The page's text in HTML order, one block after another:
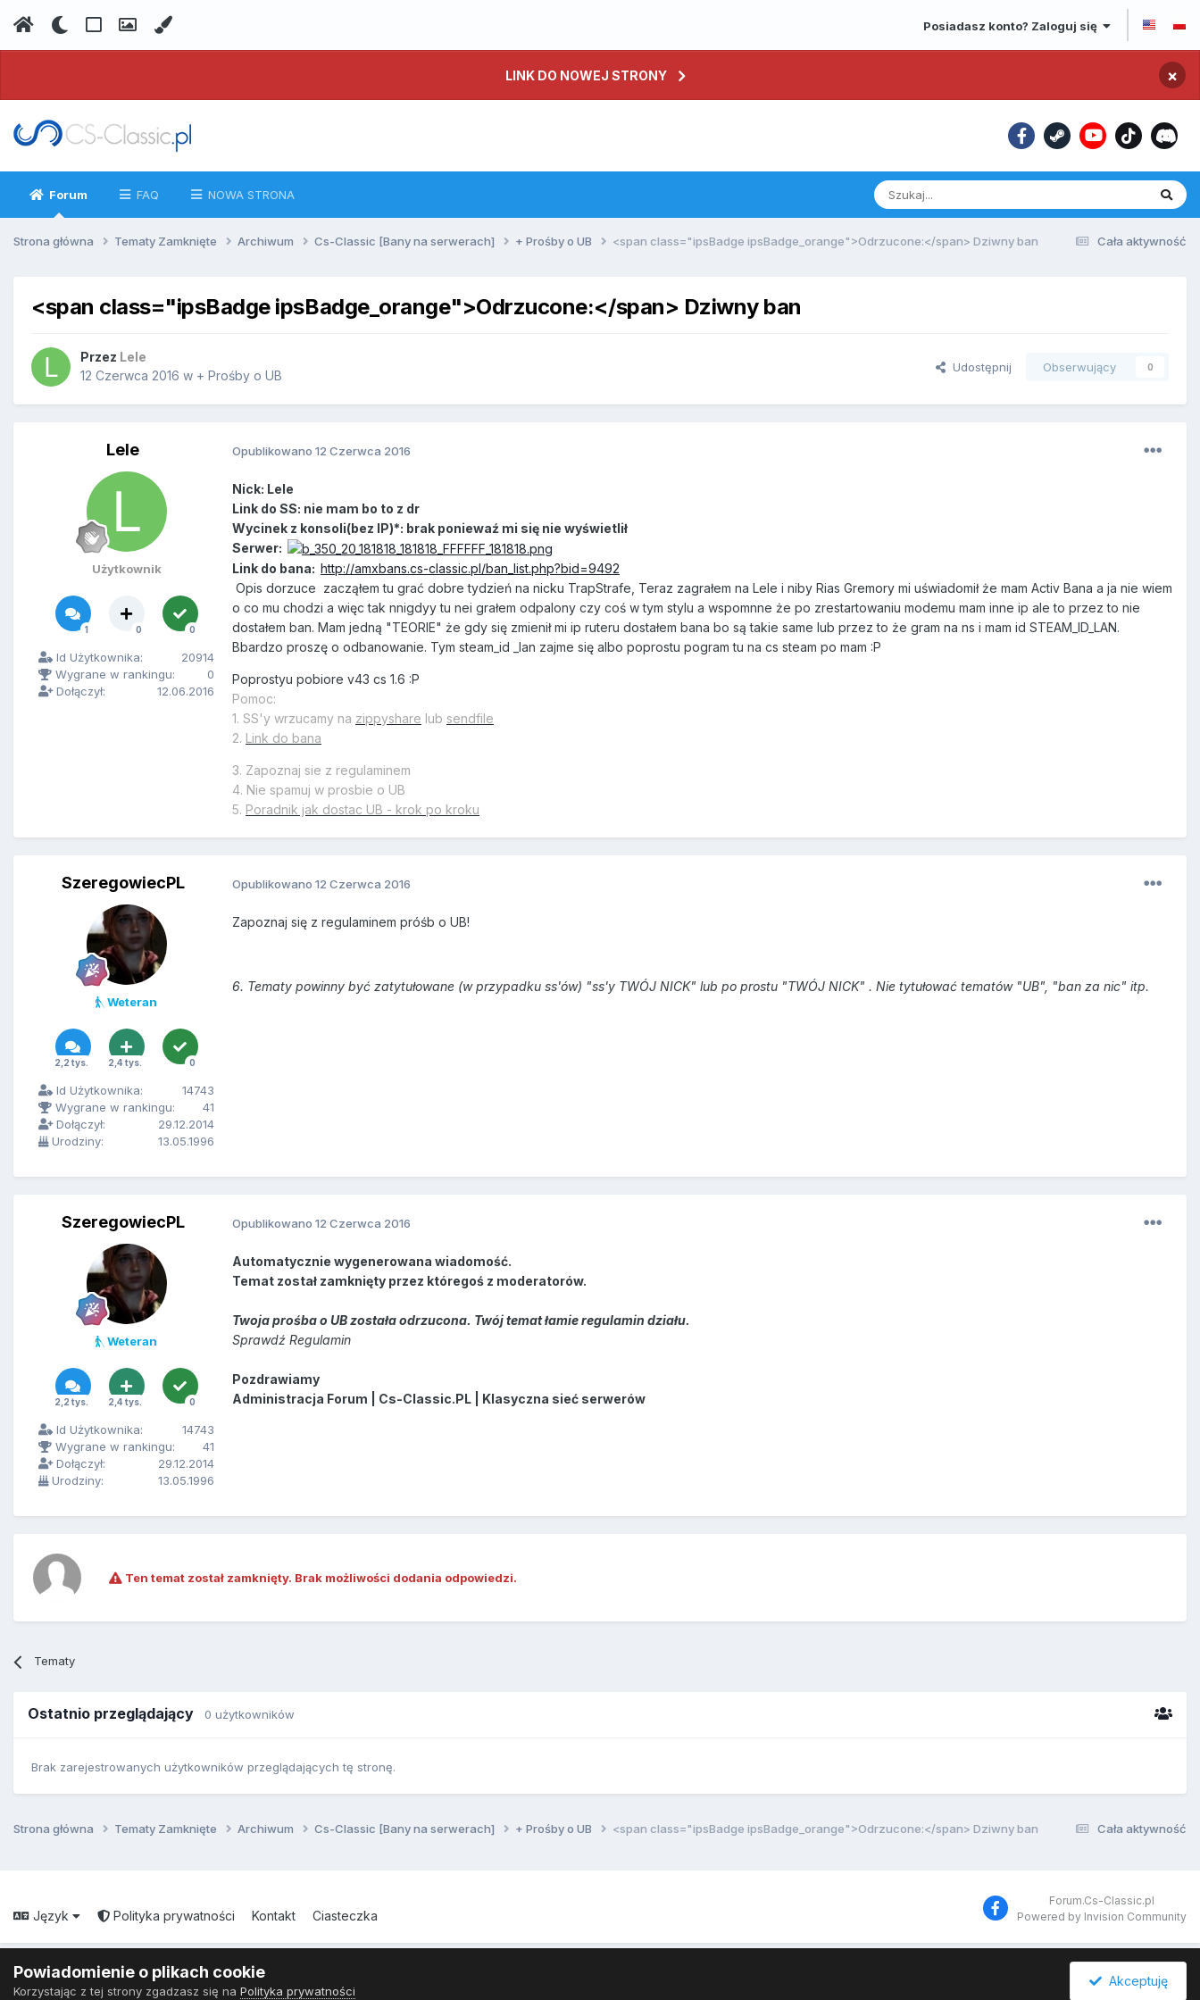
Posiadasz konto? Zaloguj się
LINK DO NOWEJ STRONY ×
Forum FAQ NOWA STRONA
Cała aktywność
Strona główna Tematy Zamknięte Archiwum Cs-Classic [Bany na serwerach] + Prośby o UB <span class="ipsBadge ipsBadge_orange">Odrzucone:</span> Dziwny ban
<span class="ipsBadge ipsBadge_orange">Odrzucone:</span> Dziwny ban
Przez Lele
12 Czerwca 2016 w + Prośby o UB
Udostępnij Obserwujący 0
Lele
Użytkownik
1 0 0
Id Użytkownika:
20914
Wygrane w rankingu:
0
Dołączył:
12.06.2016
Opublikowano 12 Czerwca 2016
Nick: Lele
Link do SS: nie mam bo to z dr
Wycinek z konsoli(bez IP)*: brak poniewaź mi się nie wyświetlił
Serwer:
Link do bana: http://amxbans.cs-classic.pl/ban_list.php?bid=9492
Opis dorzuce zacząłem tu grać dobre tydzień na nicku TrapStrafe, Teraz zagrałem na Lele i niby Rias Gremory mi uświadomił że mam Activ Bana a ja nie wiem
o co mu chodzi a więc tak nnigdyy tu nei grałem odpalony czy coś w tym stylu a wspomnne że po zrestartowaniu modemu mam inne ip ale to przez to nie
dostałem ban. Mam jedną "TEORIE" że gdy się zmienił mi ip ruteru dostałem bana bo są takie same lub przez to że gram na ns i mam id STEAM_ID_LAN.
Bbardzo proszę o odbanowanie. Tym steam_id _lan zajme się albo poprostu pogram tu na cs steam po mam :P
Poprostyu pobiore v43 cs 1.6 :P
Pomoc:
1. SS'y wrzucamy na zippyshare lub sendfile
2. Link do bana
3. Zapoznaj sie z regulaminem
4. Nie spamuj w prosbie o UB
5. Poradnik jak dostac UB - krok po kroku
SzeregowiecPL
Weteran
2,2 tys. 2,4 tys. 0
Id Użytkownika:
14743
Wygrane w rankingu:
41
Dołączył:
29.12.2014
Urodziny:
13.05.1996
Opublikowano 12 Czerwca 2016
Zapoznaj się z regulaminem próśb o UB!
6. Tematy powinny być zatytułowane (w przypadku ss'ów) "ss'y TWÓJ NICK" lub po prostu "TWÓJ NICK" . Nie tytułować tematów "UB", "ban za nic" itp.
SzeregowiecPL
Weteran
2,2 tys. 2,4 tys. 0
Id Użytkownika:
14743
Wygrane w rankingu:
41
Dołączył:
29.12.2014
Urodziny:
13.05.1996
Opublikowano 12 Czerwca 2016
Automatycznie wygenerowana wiadomość.
Temat został zamknięty przez któregoś z moderatorów.
Twoja prośba o UB została odrzucona. Twój temat łamie regulamin działu.
Sprawdź Regulamin
Pozdrawiamy
Administracja Forum | Cs-Classic.PL | Klasyczna sieć serwerów
Ten temat został zamknięty. Brak możliwości dodania odpowiedzi.
Tematy
Ostatnio przeglądający 0 użytkowników
Brak zarejestrowanych użytkowników przeglądających tę stronę.
Cała aktywność
Strona główna Tematy Zamknięte Archiwum Cs-Classic [Bany na serwerach] + Prośby o UB <span class="ipsBadge ipsBadge_orange">Odrzucone:</span> Dziwny ban
Język Polityka prywatności Kontakt Ciasteczka
Forum.Cs-Classic.pl
Powered by Invision Community
Powiadomienie o plikach cookie
Korzystając z tej strony zgadzasz się na Polityka prywatności
Akceptuję